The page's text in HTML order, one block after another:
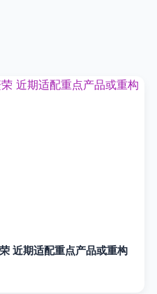
近期适配重点产品或重构